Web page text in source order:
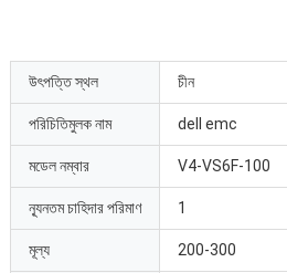
উৎপত্তি স্থল চীন
পরিচিতিমুলক নাম dell emc
মডেল নম্বার V4-VS6F-100
ন্যূনতম চাহিদার পরিমাণ 1
মূল্য 200-300